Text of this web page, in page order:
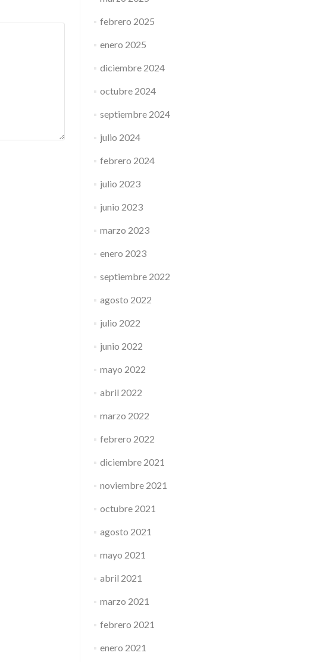
febrero 2025
enero 2025
diciembre 2024
octubre 2024
septiembre 2024
julio 2024
febrero 2024
julio 2023
junio 2023
marzo 2023
enero 2023
septiembre 2022
agosto 2022
julio 2022
junio 2022
mayo 2022
abril 2022
marzo 2022
febrero 2022
diciembre 2021
noviembre 2021
octubre 2021
agosto 2021
mayo 2021
abril 2021
marzo 2021
febrero 2021
enero 2021